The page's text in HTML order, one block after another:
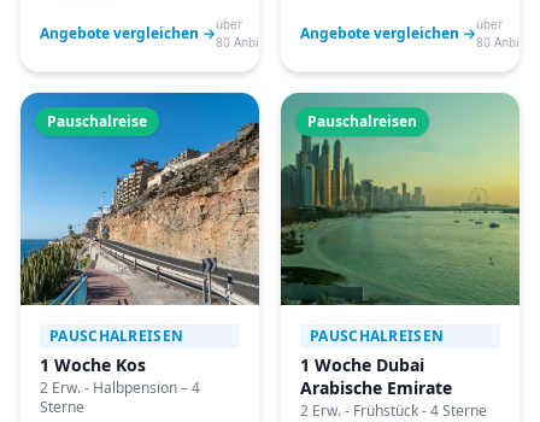
Angebote vergleichen →über
80 Anbieter
Angebote vergleichen →über
80
Pauschalreise
PAUSCHALREISEN
1 Woche Kos
2 Erw. - Halbpension – 4
Sterne
Pauschalreisen
PAUSCHALREISEN
1 Woche Dubai
Arabische Emirate
2 Erw. - Frühstück - 4 Sterne